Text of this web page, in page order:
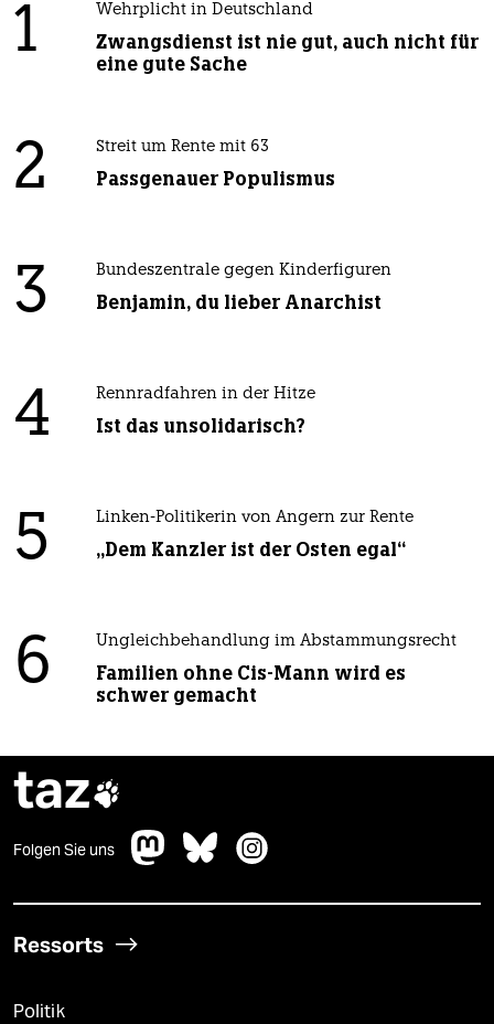
1 Wehrplicht in Deutschland
Zwangsdienst ist nie gut, auch nicht für
eine gute Sache
2 Streit um Rente mit 63
Passgenauer Populismus
3 Bundeszentrale gegen Kinderfiguren
Benjamin, du lieber Anarchist
4 Rennradfahren in der Hitze
Ist das unsolidarisch?
5 Linken-Politikerin von Angern zur Rente
„Dem Kanzler ist der Osten egal“
6 Ungleichbehandlung im Abstammungsrecht
Familien ohne Cis-Mann wird es
schwer gemacht
taz
Folgen Sie uns
Ressorts
Politik